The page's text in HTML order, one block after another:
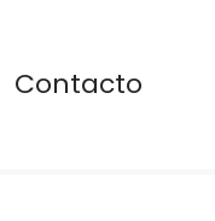
Contacto